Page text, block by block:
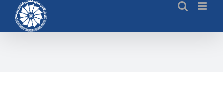
content